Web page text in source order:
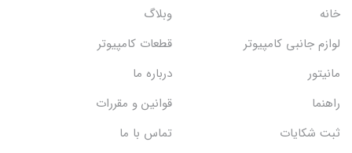
خانه
وبلاگ
لوازم جانبی کامپیوتر
قطعات کامپیوتر
مانیتور
درباره ما
راهنما
قوانین و مقررات
ثبت شکایات
تماس با ما